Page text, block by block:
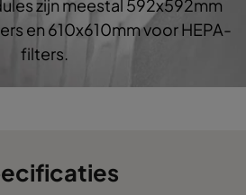
zijn meestal 592x592mm
en 610x610mm voor HEPA-
filters.